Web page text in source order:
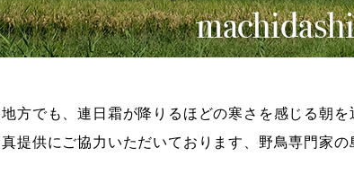
方でも、連日霜が降りるほどの寒さを感じる朝
提供にご協力いただいております、野鳥専門家